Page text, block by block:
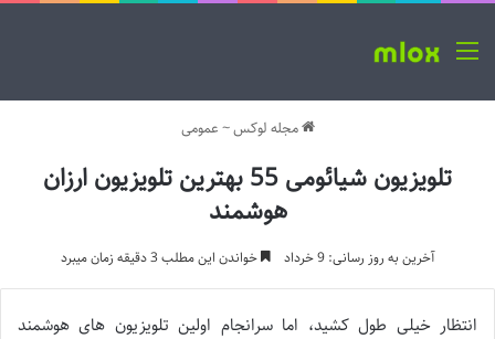
منو
مجله لوکس~ عمومی
تلویزیون شیائومی 55 بهترین تلویزیون ارزان
هوشمند
آخرین به روز رسانی: 9 خرداد خواندن این مطلب 3 دقیقه زمان میبرد
انتظار خیلی طول کشید، اما سرانجام اولین تلویزیون های هوشمند